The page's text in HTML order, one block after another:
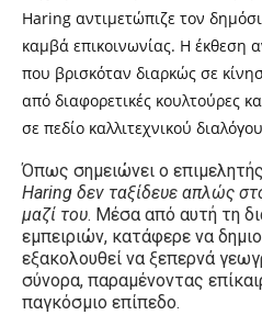
Haring αντιμετώπιζε τον
καμβά επικοινωνίας. Η έκθεση
που βρισκόταν διαρκώς σε
από διαφορετικές κουλτούρες
σε πεδίο καλλιτεχνικού
Όπως σημειώνει ο
Haring δεν ταξίδευε απλώς
μαζί του. Μέσα από αυτή τη
εμπειριών, κατάφερε να
εξακολουθεί να ξεπερνά
σύνορα, παραμένοντας
παγκόσμιο επίπεδο.